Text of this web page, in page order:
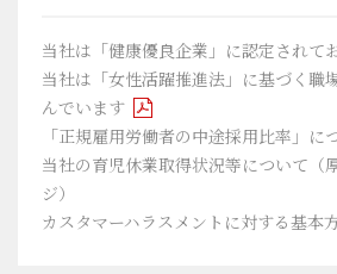
当社は「健康優良企業」に認定されて
当社は「女性活躍推進法」に基づく職
んでいます
「正規雇用労働者の中途採用比率」に
当社の育児休業取得状況等について（
ジ）
カスタマーハラスメントに対する基本